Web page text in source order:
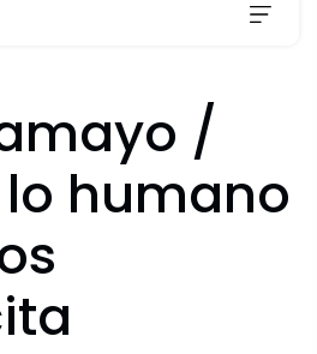
/
humano